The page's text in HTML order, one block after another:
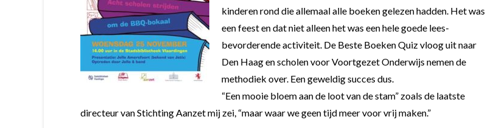
kinderen rond die allemaal alle boeken gelezen hadden. Het was
een feest en dat niet alleen het was een hele goede lees-
bevorderende activiteit. De Beste Boeken Quiz vloog uit naar
Den Haag en scholen voor Voortgezet Onderwijs nemen de
methodiek over. Een geweldig succes dus.
“Een mooie bloem aan de loot van de stam” zoals de laatste
directeur van Stichting Aanzet mij zei, “maar waar we geen tijd meer voor vrij maken.”